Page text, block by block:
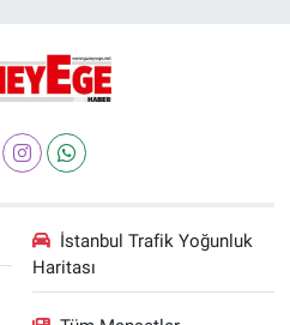
İstanbul Trafik Yoğunluk
Haritası